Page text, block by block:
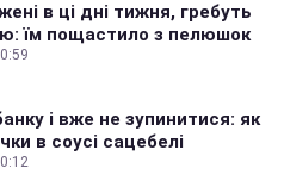
в ці дні тижня, гребуть
їм пощастило з пелюшок
і вже не зупинитися: як
в соусі сацебелі